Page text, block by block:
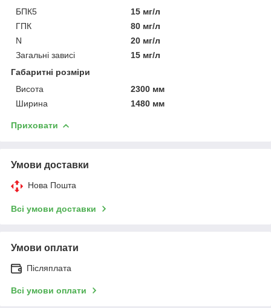
БПК5
15 мг/л
ГПК
80 мг/л
N
20 мг/л
Загальні зависі
15 мг/л
Габаритні розміри
Висота
2300 мм
Ширина
1480 мм
Приховати
Умови доставки
Нова Пошта
Всі умови доставки
Умови оплати
Післяплата
Всі умови оплати